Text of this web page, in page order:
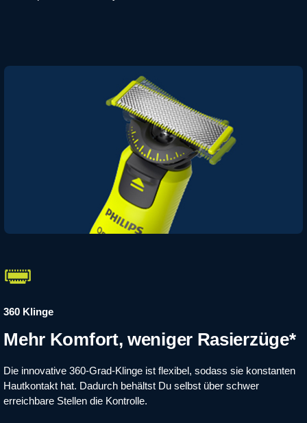
360 Klinge
Mehr Komfort, weniger Rasierzüge*
Die innovative 360-Grad-Klinge ist flexibel, sodass sie konstanten
Hautkontakt hat. Dadurch behältst Du​ selbst über schwer
erreichbare Stellen die Kontrolle.